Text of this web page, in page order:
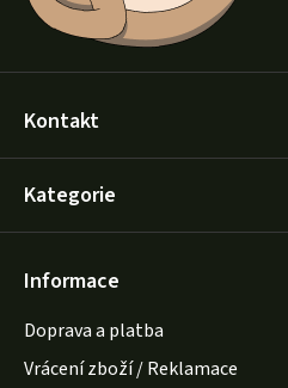
Kontakt
Kategorie
Informace
Doprava a platba
Vrácení zboží / Reklamace